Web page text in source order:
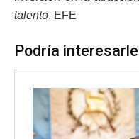
talento. EFE
Podría